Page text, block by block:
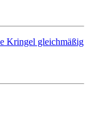
Kringel gleichmäßig